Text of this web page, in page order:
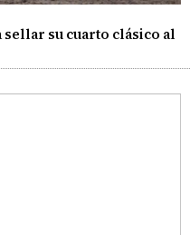
sellar su cuarto clásico al